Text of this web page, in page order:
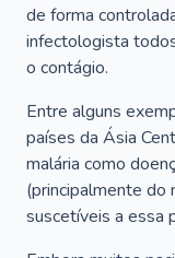
de forma
infectologista
o contágio.
Entre alguns
países da Ásia
malária como
(principalmente do
suscetíveis a essa